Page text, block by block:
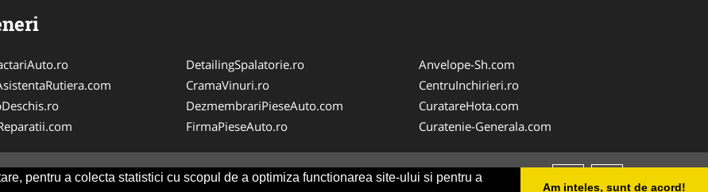
pentru a colecta statistici cu scopul de a optimiza functionarea site-ului si pentru a
Am inteles, sunt de acord!
DetailingSpalatorie.ro
CramaVinuri.ro
DezmembrariPieseAuto.com
FirmaPieseAuto.ro
Anvelope-Sh.com
CentruInchirieri.ro
CuratareHota.com
Curatenie-Generala.com